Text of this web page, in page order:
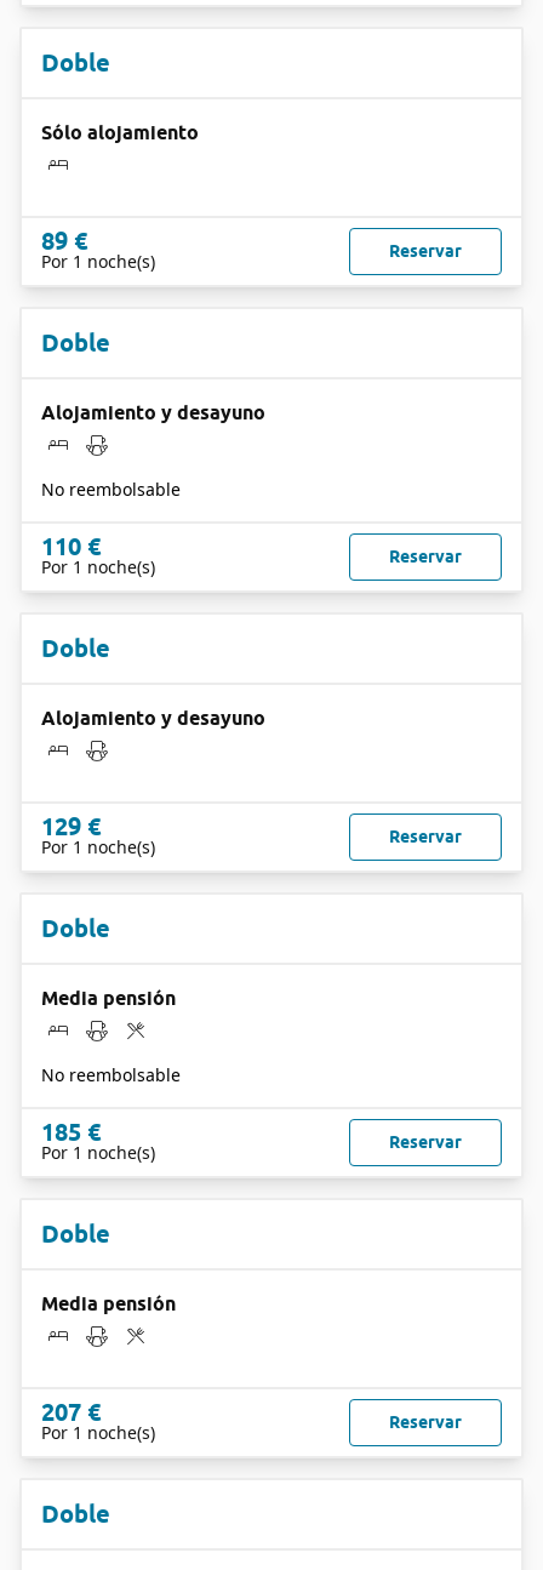
Doble
Sólo alojamiento
89 €
Por 1 noche(s) Reservar
Doble
Alojamiento y desayuno
No reembolsable
110 €
Por 1 noche(s) Reservar
Doble
Alojamiento y desayuno
129 €
Por 1 noche(s) Reservar
Doble
Media pensión
No reembolsable
185 €
Por 1 noche(s) Reservar
Doble
Media pensión
207 €
Por 1 noche(s) Reservar
Doble